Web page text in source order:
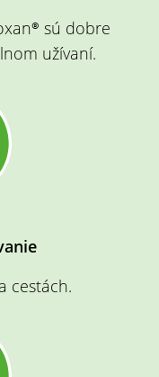
sú dobre
užívaní.
cestách.